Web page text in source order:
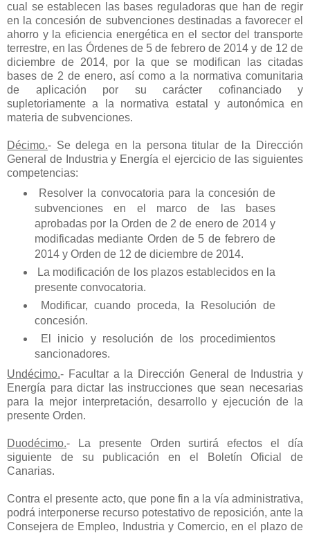
cual se establecen las bases reguladoras que han de regir
en la concesión de subvenciones destinadas a favorecer el
ahorro y la eficiencia energética en el sector del transporte
terrestre, en las Órdenes de 5 de febrero de 2014 y de 12 de
diciembre de 2014, por la que se modifican las citadas
bases de 2 de enero, así como a la normativa comunitaria
de aplicación por su carácter cofinanciado y
supletoriamente a la normativa estatal y autonómica en
materia de subvenciones.
Décimo.- Se delega en la persona titular de la Dirección
General de Industria y Energía el ejercicio de las siguientes
competencias:
Resolver la convocatoria para la concesión de
subvenciones en el marco de las bases
aprobadas por la Orden de 2 de enero de 2014 y
modificadas mediante Orden de 5 de febrero de
2014 y Orden de 12 de diciembre de 2014.
La modificación de los plazos establecidos en la
presente convocatoria.
Modificar, cuando proceda, la Resolución de
concesión.
El inicio y resolución de los procedimientos
sancionadores.
Undécimo.- Facultar a la Dirección General de Industria y
Energía para dictar las instrucciones que sean necesarias
para la mejor interpretación, desarrollo y ejecución de la
presente Orden.
Duodécimo.- La presente Orden surtirá efectos el día
siguiente de su publicación en el Boletín Oficial de
Canarias.
Contra el presente acto, que pone fin a la vía administrativa,
podrá interponerse recurso potestativo de reposición, ante la
Consejera de Empleo, Industria y Comercio, en el plazo de